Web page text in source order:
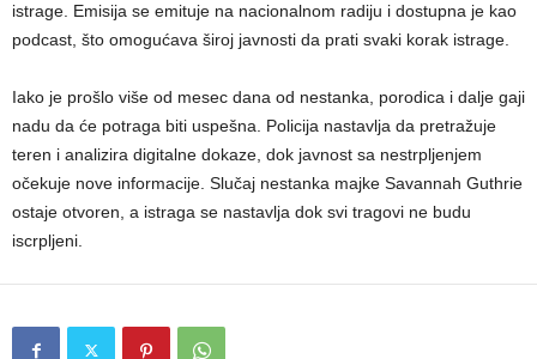
istrage. Emisija se emituje na nacionalnom radiju i dostupna je kao
podcast, što omogućava široj javnosti da prati svaki korak istrage.
Iako je prošlo više od mesec dana od nestanka, porodica i dalje gaji
nadu da će potraga biti uspešna. Policija nastavlja da pretražuje
teren i analizira digitalne dokaze, dok javnost sa nestrpljenjem
očekuje nove informacije. Slučaj nestanka majke Savannah Guthrie
ostaje otvoren, a istraga se nastavlja dok svi tragovi ne budu
iscrpljeni.